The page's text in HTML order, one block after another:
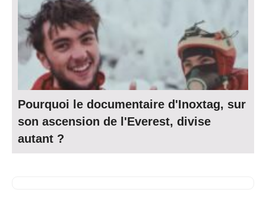
Pourquoi le documentaire d'Inoxtag, sur
son ascension de l'Everest, divise
autant ?